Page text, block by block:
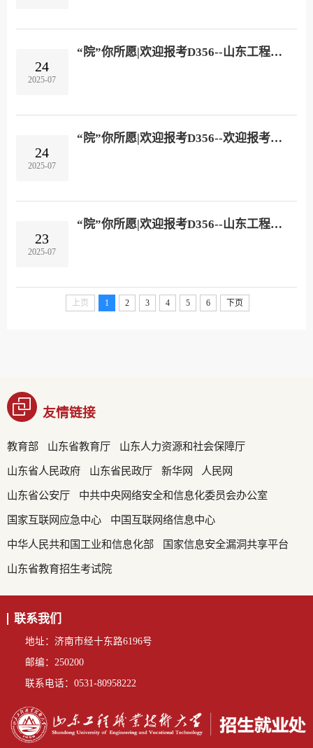
24
2025-07
“院”你所愿|欢迎报考D356--山东工程职业技术大学人工智能学院！
24
2025-07
“院”你所愿|欢迎报考D356--欢迎报考山东工程职业技术大学数字经济学院！
23
2025-07
“院”你所愿|欢迎报考D356--山东工程职业技术大学交通学院！
上页 1 2 3 4 5 6 下页
友情链接
教育部 山东省教育厅 山东人力资源和社会保障厅
山东省人民政府 山东省民政厅 新华网 人民网
山东省公安厅 中共中央网络安全和信息化委员会办公室
国家互联网应急中心 中国互联网络信息中心
中华人民共和国工业和信息化部 国家信息安全漏洞共享平台
山东省教育招生考试院
联系我们
地址：济南市经十东路6196号
邮编：250200
联系电话：0531-80958222